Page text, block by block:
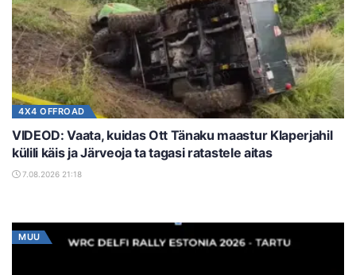
4X4 OFFROAD
VIDEOD: Vaata, kuidas Ott Tänaku maastur Klaperjahil
külili käis ja Järveoja ta tagasi ratastele aitas
7.08.2026 21:18
MUU